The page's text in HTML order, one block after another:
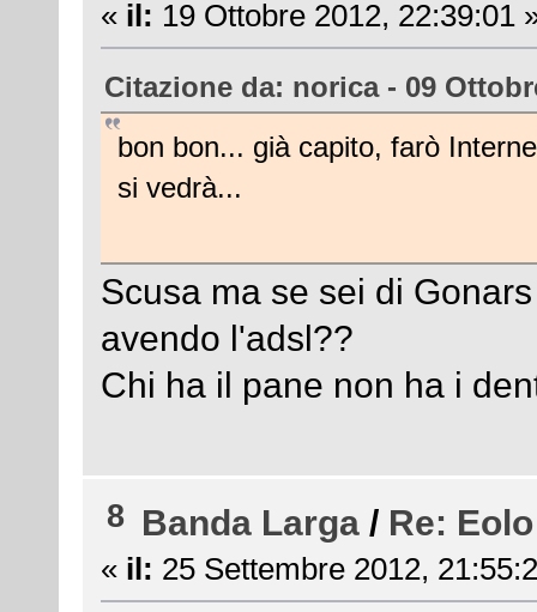
« il: 19 Ottobre 2012, 22:39:01
Citazione da: norica - 09
bon bon... già capito, farò
si vedrà...
Scusa ma se sei di
avendo l'adsl??
Chi ha il pane non ha i
8 Banda Larga / Re:
« il: 25 Settembre 2012,